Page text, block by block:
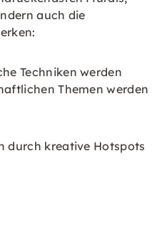
auch die
Techniken werden
Themen werden
durch kreative Hotspots